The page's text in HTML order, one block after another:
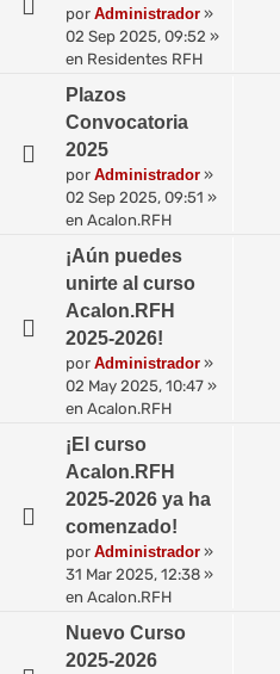
por Administrador »
02 Sep 2025, 09:52 »
en Residentes RFH
Plazos
Convocatoria
2025
por Administrador »
02 Sep 2025, 09:51 »
en Acalon.RFH
¡Aún puedes
unirte al curso
Acalon.RFH
2025-2026!
por Administrador »
02 May 2025, 10:47 »
en Acalon.RFH
¡El curso
Acalon.RFH
2025-2026 ya ha
comenzado!
por Administrador »
31 Mar 2025, 12:38 »
en Acalon.RFH
Nuevo Curso
2025-2026